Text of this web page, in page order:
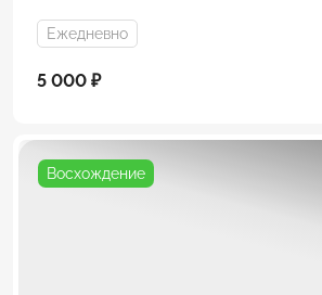
Ежедневно
5 000 ₽
Восхождение